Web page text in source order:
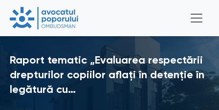
Raport tematic „Evaluarea respectării
drepturilor copiilor aflați în detenție în
legătură cu…